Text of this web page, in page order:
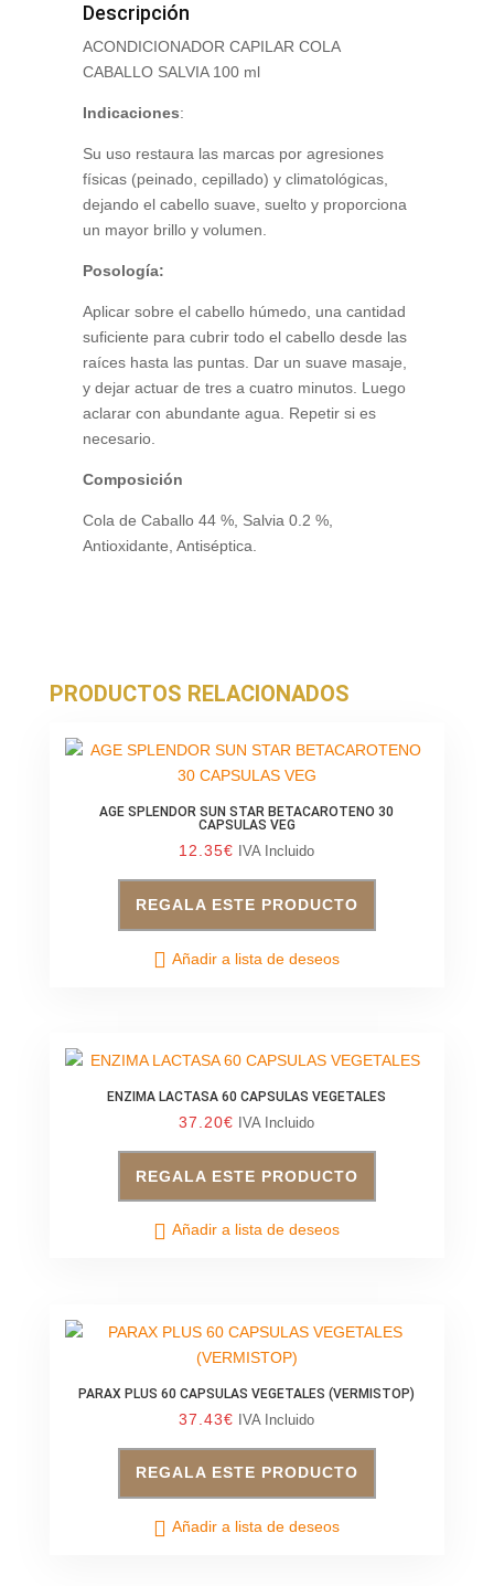
Descripción
ACONDICIONADOR CAPILAR COLA
CABALLO SALVIA 100 ml
Indicaciones:
Su uso restaura las marcas por agresiones
físicas (peinado, cepillado) y climatológicas,
dejando el cabello suave, suelto y proporciona
un mayor brillo y volumen.
Posología:
Aplicar sobre el cabello húmedo, una cantidad
suficiente para cubrir todo el cabello desde las
raíces hasta las puntas. Dar un suave masaje,
y dejar actuar de tres a cuatro minutos. Luego
aclarar con abundante agua. Repetir si es
necesario.
Composición
Cola de Caballo 44 %, Salvia 0.2 %,
Antioxidante, Antiséptica.
PRODUCTOS RELACIONADOS
AGE SPLENDOR SUN STAR BETACAROTENO 30
CAPSULAS VEG
12.35€ IVA Incluido
REGALA ESTE PRODUCTO
Añadir a lista de deseos
ENZIMA LACTASA 60 CAPSULAS VEGETALES
37.20€ IVA Incluido
REGALA ESTE PRODUCTO
Añadir a lista de deseos
PARAX PLUS 60 CAPSULAS VEGETALES (VERMISTOP)
37.43€ IVA Incluido
REGALA ESTE PRODUCTO
Añadir a lista de deseos